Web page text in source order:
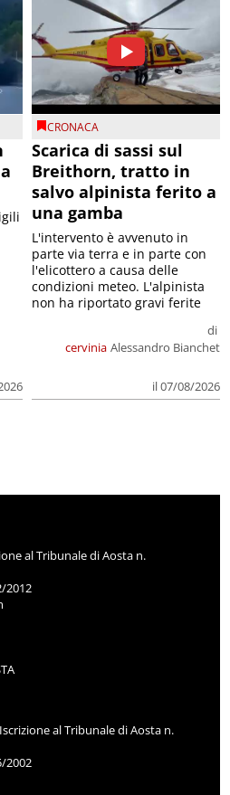
CRONACA
Scarica di sassi sul
Breithorn, tratto in
salvo alpinista ferito a
una gamba
cervinia
di
Alessandro Bianchet
il 07/08/2026
L'intervento è avvenuto in
parte via terra e in parte con
l'elicottero a causa delle
condizioni meteo. L'alpinista
non ha riportato gravi ferite
al Tribunale di Aosta n.
2012
al Tribunale di Aosta n.
2002